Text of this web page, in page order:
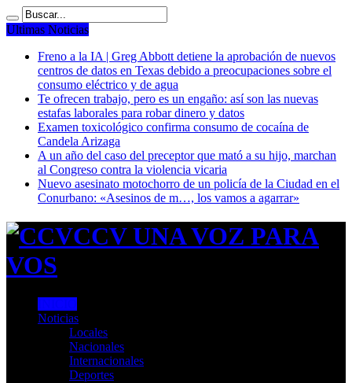
Ultimas Noticias
Freno a la IA | Greg Abbott detiene la aprobación de nuevos
centros de datos en Texas debido a preocupaciones sobre el
consumo eléctrico y de agua
Te ofrecen trabajo, pero es un engaño: así son las nuevas
estafas laborales para robar dinero y datos
Examen toxicológico confirma consumo de cocaína de
Candela Arizaga
A un año del caso del preceptor que mató a su hijo, marchan
al Congreso contra la violencia vicaria
Nuevo asesinato motochorro de un policía de la Ciudad en el
Conurbano: «Asesinos de m…, los vamos a agarrar»
CCV UNA VOZ PARA
VOS
Noticias
Locales
Nacionales
Internacionales
Deportes